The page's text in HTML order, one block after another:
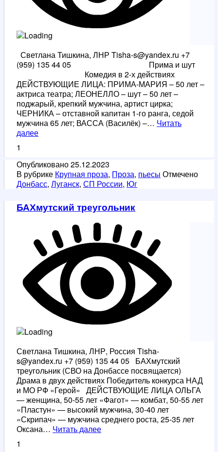
Светлана Тишкина, ЛНР Tisha-s@yandex.ru +7
(959) 135 44 05 Прима и шут
Комедия в 2-х действиях
ДЕЙСТВУЮЩИЕ ЛИЦА: ПРИМА-МАРИЯ – 50 лет –
актриса театра; ЛЕОНЕЛЛО – шут – 50 лет –
поджарый, крепкий мужчина, артист цирка;
ЧЕРНИКА – отставной капитан 1-го ранга, седой
мужчина 65 лет; ВАССА (Василёк) –… Читать
далееПрима
Пьеса.
Комедия
1
Опубликовано25.12.2023
В рубрике Крупная проза, Проза, пьесы Отмечено
Донбасс, Луганск, СП России, Юг
БАХмутский треугольник
Светлана Тишкина, ЛНР, Россия Tisha-
s@yandex.ru +7 (959) 135 44 05 БАХмутский
треугольник (СВО на Донбассе посвящается)
Драма в двух действиях Победитель конкурса НАД
и МО РФ «Герой» ДЕЙСТВУЮЩИЕ ЛИЦА ОЛЬГА
— женщина, 50-55 лет «Фагот» — комбат, 50-55 лет
«Пластун» — высокий мужчина, 30-40 лет
«Скрипач» — мужчина среднего роста, 25-35 лет
Оксана… Читать далееБАХмутский
1